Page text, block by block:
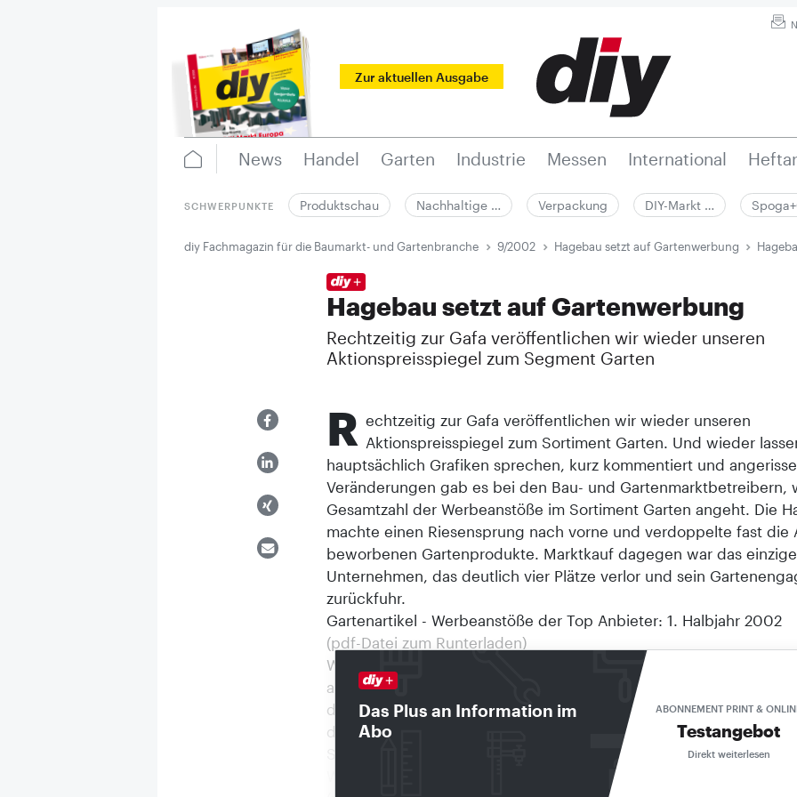
Zur aktuellen Ausgabe
News Handel Garten Industrie Messen International
SCHWERPUNKTE Produktschau Nachhaltige … Verpackung DIY-Markt …
diy Fachmagazin für die Baumarkt- und Gartenbranche 9/2002 Hagebau setzt auf Gartenwerbung
Hagebau setzt auf Gartenwerbung
Rechtzeitig zur Gafa veröffentlichen wir wieder unseren
Aktionspreisspiegel zum Segment Garten
Das Plus an Information im
Abo
ABONNEMENT PRINT &
Testangebot
Direkt weiterlesen
R echtzeitig zur Gafa veröffentlichen wir wieder unseren
Aktionspreisspiegel zum Sortiment Garten. Und wieder
hauptsächlich Grafiken sprechen, kurz kommentiert und
Veränderungen gab es bei den Bau- und Gartenmarktbetreibern,
Gesamtzahl der Werbeanstöße im Sortiment Garten angeht. Die
machte einen Riesensprung nach vorne und verdoppelte fast die
beworbenen Gartenprodukte. Marktkauf dagegen war das einzige
Unternehmen, das deutlich vier Plätze verlor und sein
zurückfuhr.
Gartenartikel - Werbeanstöße der Top Anbieter: 1. Halbjahr 2002
(pdf-Datei zum Runterladen)
Wer hat seine Werbespitzen in welchem Monat? Bei drei von fünf
ausgewerteten Marktteilnehmern ist es der März, bei den beiden
der April. Bei vier Unternehmen verläuft die "Werbekurve"
der Hagebau (im Januar und Juni auf dem zweitletzten Platz) sind
Spitzen in Februar, März und April wirklich außerordentlich.
Werbeanstöße Gartenmarkt Artikelgruppen-Entwicklung